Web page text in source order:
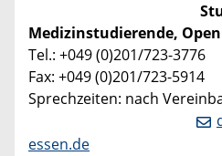
Medizinstudierende,
Tel.: +049 (0)201/723-3776
Fax: +049 (0)201/723-5914
Sprechzeiten: nach
essen.de